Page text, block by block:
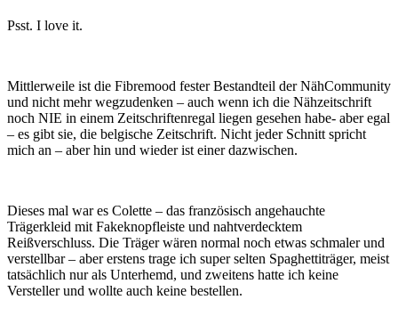
Psst. I love it.
Mittlerweile ist die Fibremood fester Bestandteil der NähCommunity
und nicht mehr wegzudenken – auch wenn ich die Nähzeitschrift
noch NIE in einem Zeitschriftenregal liegen gesehen habe- aber egal
– es gibt sie, die belgische Zeitschrift. Nicht jeder Schnitt spricht
mich an – aber hin und wieder ist einer dazwischen.
Dieses mal war es Colette – das französisch angehauchte
Trägerkleid mit Fakeknopfleiste und nahtverdecktem
Reißverschluss. Die Träger wären normal noch etwas schmaler und
verstellbar – aber erstens trage ich super selten Spaghettiträger, meist
tatsächlich nur als Unterhemd, und zweitens hatte ich keine
Versteller und wollte auch keine bestellen.